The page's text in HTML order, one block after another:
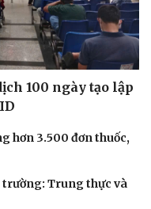
100 ngày tạo lập
hơn 3.500 đơn thuốc,
trường: Trung thực và